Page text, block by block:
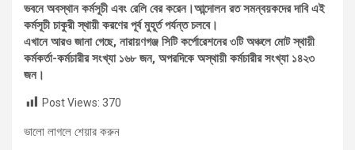
ভবনে অবস্থান কর্মসূচী এবং রেলি বের করেন।আন্দোলন রত সমন্বয়কদের দাবি এই
কর্মসূচী চাকুরী স্থায়ী করণের পূর্ব মুহূর্ত পর্যন্ত চলবে।
এখানে আরও জানা গেছে, নারায়ণগঞ্জ সিটি কর্পোরেশনের ৩টি অঞ্চলে মোট স্থায়ী
কর্মকর্তা-কর্মচারীর সংখ্যা ১৬৮ জন, অপরদিকে অস্থায়ী কর্মচারীর সংখ্যা ১৪২৩
জন।
Post Views: 370
ভালো লাগলে শেয়ার করুন